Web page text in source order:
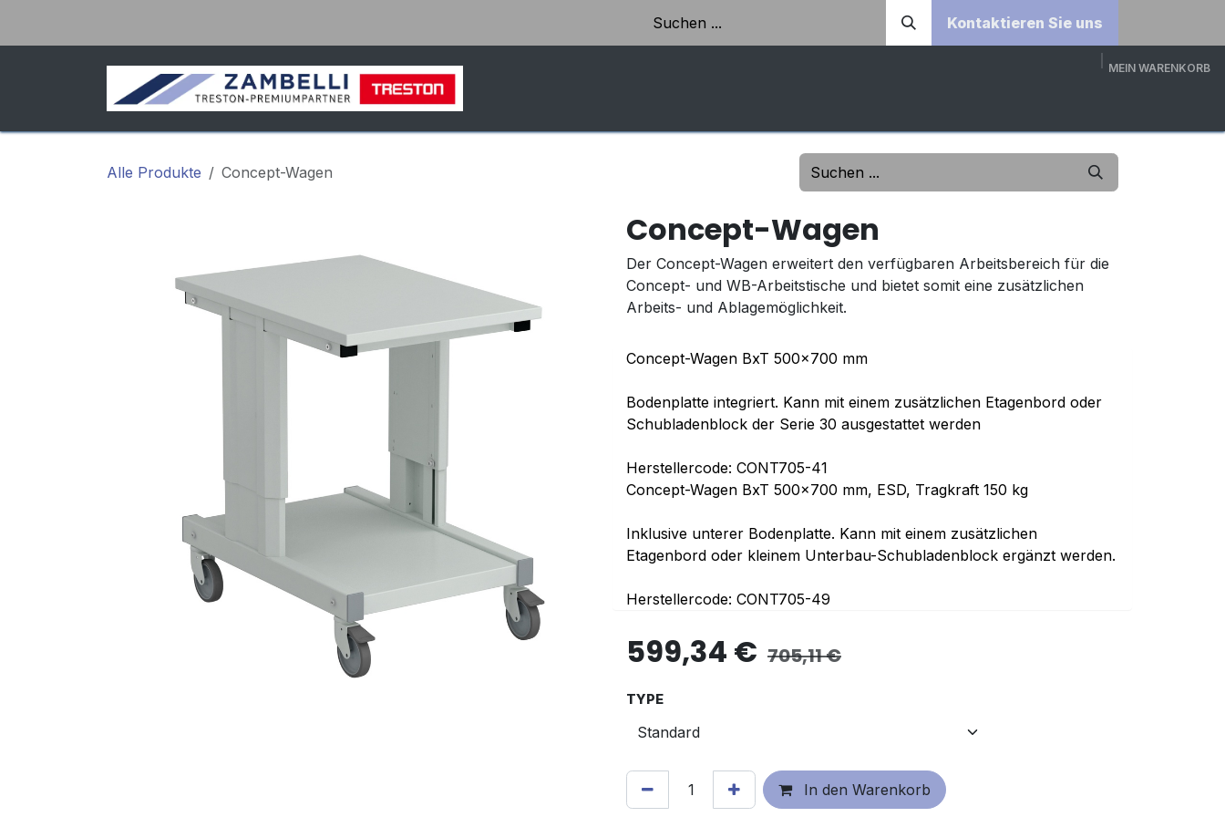
Kontaktieren Sie uns
MEIN WARENKORB
Alle Produkte Concept-Wagen
Concept-Wagen
Der Concept-Wagen erweitert den verfügbaren Arbeitsbereich für die
Concept- und WB-Arbeitstische und bietet somit eine zusätzlichen
Arbeits- und Ablagemöglichkeit.
Concept-Wagen BxT 500x700 mm
Bodenplatte integriert. Kann mit einem zusätzlichen Etagenbord oder
Schubladenblock der Serie 30 ausgestattet werden
Herstellercode: CONT705-41
Concept-Wagen BxT 500x700 mm, ESD, Tragkraft 150 kg
Inklusive unterer Bodenplatte. Kann mit einem zusätzlichen
Etagenbord oder kleinem Unterbau-Schubladenblock ergänzt werden.
Herstellercode: CONT705-49
599,34 € 705,11€
TYPE
In den Warenkorb